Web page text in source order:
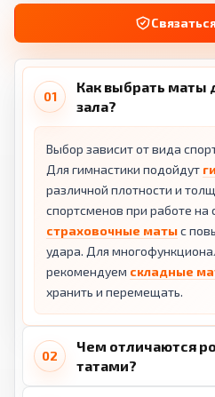
01
Как выбрать маты
зала?
Выбор зависит от вида
Для гимнастики подойдут
различной плотности и
спортсменов при работе на
страховочные матыс
удара. Для
рекомендуем складные
хранить и перемещать.
02
Чем отличаются
татами?